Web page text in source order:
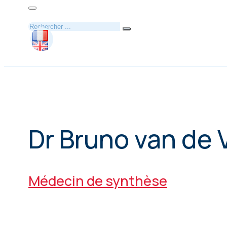
Rechercher
Dr Bruno van de
Médecin de synthèse